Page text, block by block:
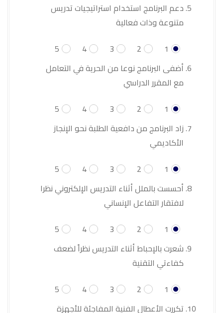
دعم البرنامج استخدام استراتيجيات تدريس
متنوعة وذات فعالية
1
2
3
4
5
أضفى البرنامج نوعا من الحرية في التعامل
مع المقرر الدراسي
1
2
3
4
5
زاد البرنامج من دافعية الطلبة نحو الإنجاز
الأكاديمي
1
2
3
4
5
أحسست بالملل أثناء التدريس الإلكتروني نظرا
لافتقار التفاعل الإنساني
1
2
3
4
5
شعرت بالإحباط أثناء التدريس نظراً لضعف
كفاءتي التقنية
1
2
3
4
5
تكررت الأعطال الفنية المفاجئة للأجهزة